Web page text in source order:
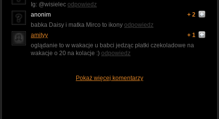
Ig: @wisielec odpowiedz
anonim
+ 2
babka Daisy i matka Mirco to ikony odpowiedz
amityy
+ 1
oglądanie to w wakacje u babci jedząc płatki czekoladowe na
wakacje o 20 na kolacje :) odpowiedz
Pokaż więcej komentarzy